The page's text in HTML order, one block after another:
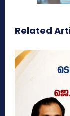
Related